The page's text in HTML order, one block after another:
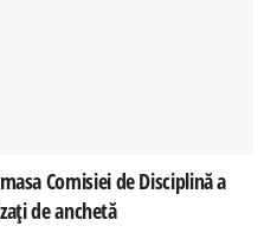
Comisiei de Disciplină a
de anchetă